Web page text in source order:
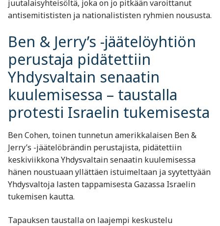
juutalaisyhteisöltä, joka on jo pitkään varoittanut
antisemitististen ja nationalististen ryhmien noususta.
Ben & Jerry’s -jäätelöyhtiön
perustaja pidätettiin
Yhdysvaltain senaatin
kuulemisessa – taustalla
protesti Israelin tukemisesta
Ben Cohen, toinen tunnetun amerikkalaisen Ben &
Jerry’s -jäätelöbrändin perustajista, pidätettiin
keskiviikkona Yhdysvaltain senaatin kuulemisessa
hänen noustuaan yllättäen istuimeltaan ja syytettyään
Yhdysvaltoja lasten tappamisesta Gazassa Israelin
tukemisen kautta.
Tapauksen taustalla on laajempi keskustelu